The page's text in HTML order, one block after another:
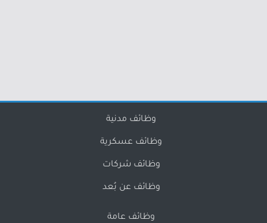
وظائف مدنية
وظائف عسكرية
وظائف شركات
وظائف عن بُعد
وظائف عامة